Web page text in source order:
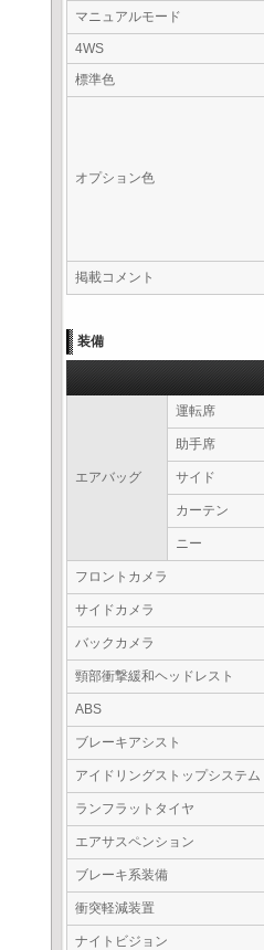
マニュアルモード
4WS
標準色
オプション色
掲載コメント
装備
エアバッグ
運転席
助手席
サイド
カーテン
ニー
フロントカメラ
サイドカメラ
バックカメラ
頸部衝撃緩和ヘッドレスト
ABS
ブレーキアシスト
アイドリングストップシステム
ランフラットタイヤ
エアサスペンション
ブレーキ系装備
衝突軽減装置
ナイトビジョン